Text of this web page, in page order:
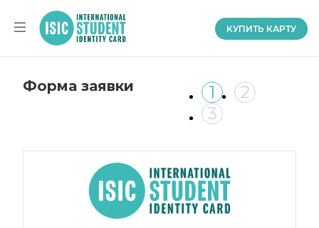
Главная
нас
КУПИТЬ КАРТУ
Форма заявки 1
2
3